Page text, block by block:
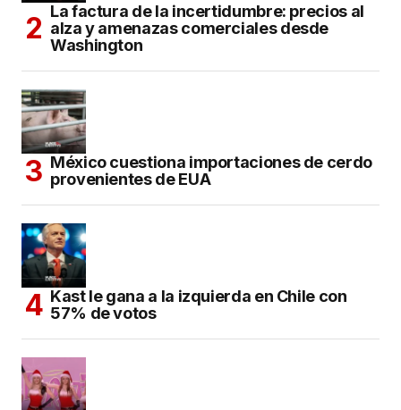
La factura de la incertidumbre: precios al
alza y amenazas comerciales desde
Washington
México cuestiona importaciones de cerdo
provenientes de EUA
Kast le gana a la izquierda en Chile con
57% de votos